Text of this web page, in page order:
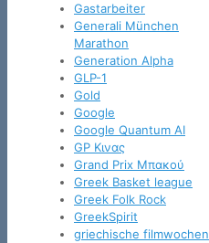
Gastarbeiter
Generali München
Marathon
Generation Alpha
GLP-1
Gold
Google
Google Quantum AI
GP Κινας
Grand Prix Μπακού
Greek Basket league
Greek Folk Rock
GreekSpirit
griechische filmwochen